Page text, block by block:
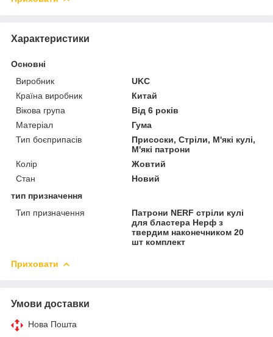
Характеристики
Основні
Виробник
UKC
Країна виробник
Китай
Вікова група
Від 6 років
Матеріал
Гума
Тип боєприпасів
Присоски, Стріли, М'які кулі,
М'які патрони
Колір
Жовтий
Стан
Новий
тип призначення
Тип призначення
Патрони NERF стріли кулі
для бластера Нерф з
твердим наконечником 20
шт комплект
Приховати
Умови доставки
Нова Пошта